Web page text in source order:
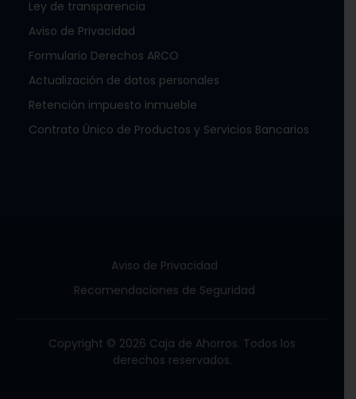
Ley de transparencia
Aviso de Privacidad
Formulario Derechos ARCO
Actualización de datos personales
Retención impuesto inmueble
Contrato Único de Productos y Servicios Bancarios
Aviso de Privacidad
Recomendaciones de Seguridad
Copyright © 2026 Caja de Ahorros. Todos los
derechos reservados.